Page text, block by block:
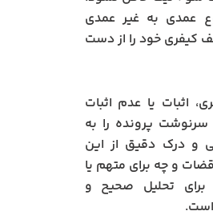
عمدی به غیر عمدی
کیفری خود را از دست
اثبات یا عدم اثبات
سرنوشت پرونده را به
و درک دقیق از این
و چه برای متهم یا
برای تحلیل صحیح و